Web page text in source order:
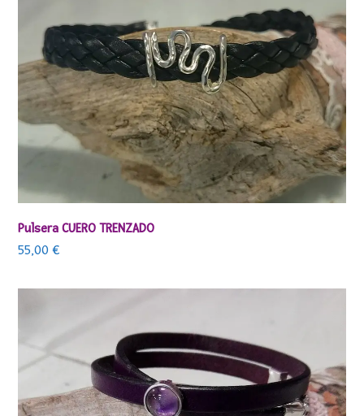
Pulsera CUERO TRENZADO
55,00€